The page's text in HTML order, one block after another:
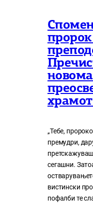
„Тебе,
премудри,
сегашни.
вистински
пофалби те